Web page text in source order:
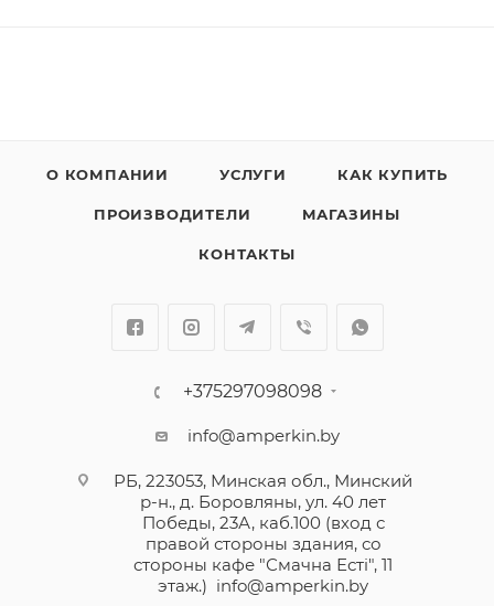
О КОМПАНИИ УСЛУГИ КАК КУПИТЬ
ПРОИЗВОДИТЕЛИ МАГАЗИНЫ
КОНТАКТЫ
+375297098098
info@amperkin.by
РБ, 223053, Минская обл., Минский
р-н., д. Боровляны, ул. 40 лет
Победы, 23А, каб.100 (вход с
правой стороны здания, со
стороны кафе "Смачна Естi", 11
этаж.) info@amperkin.by